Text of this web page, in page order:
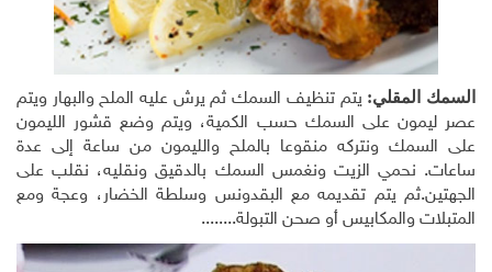
السمك المقلي: يتم تنظيف السمك ثم يرش عليه الملح والبهار ويتم
عصر ليمون على السمك حسب الكمية، ويتم وضع قشور الليمون
على السمك ونتركه منقوعا بالملح والليمون من ساعة إلى عدة
ساعات. نحمي الزيت ونغمس السمك بالدقيق ونقليه، نقلب على
الجهتين.ثم يتم تقديمه مع البقدونس وسلطة الخضار، وعجة ومع
المتبلات والمكابيس أو صحن التبولة........